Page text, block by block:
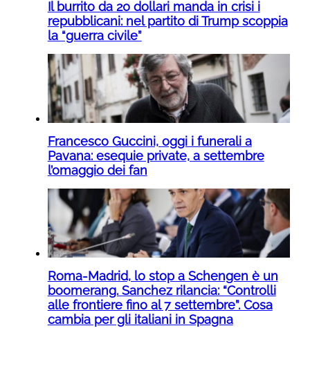
Il burrito da 20 dollari manda in crisi i
repubblicani: nel partito di Trump scoppia
la “guerra civile”
Francesco Guccini, oggi i funerali a
Pavana: esequie private, a settembre
l’omaggio dei fan
Roma-Madrid, lo stop a Schengen è un
boomerang. Sanchez rilancia: “Controlli
alle frontiere fino al 7 settembre”. Cosa
cambia per gli italiani in Spagna